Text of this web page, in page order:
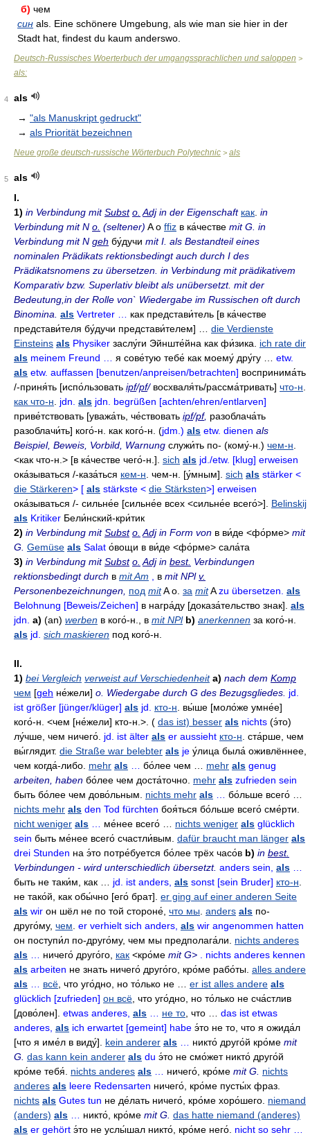
б) чем
син als. Eine schönere Umgebung, als wie man sie hier in der
Stadt hat, findest du kaum anderswo.
Deutsch-Russisches Woerterbuch der umgangssprachlichen und saloppen >
als:
4
als
→ "als Manuskript gedruckt"
→ als Priorität bezeichnen
Neue große deutsch-russische Wörterbuch Polytechnic > als
5
als
I.
1) in Verbindung mitSubst o. Adjin der Eigenschaft как in
Verbindung mit N o. (seltener) A o ffiz в ка́честве mit G. in
Verbindung mit N geh бу́дучи mit I. als Bestandteil eines
nominalen Prädikats rektionsbedingt auch durch I des
Prädikatsnomens zu übersetzen. in Verbindung mit prädikativem
Komparativ bzw. Superlativ bleibt als unübersetzt. mit der
Bedeutung,in der Rolle von` Wiedergabe im Russischen oft durch
Binomina. als Vertreter … как представи́тель [в ка́честве
представи́теля бу́дучи представи́телем] … die Verdienste
Einsteins als Physiker заслу́ги Эйнште́йна как фи́зика
ich rate dir
als meinem Freund … я сове́тую тебе́ как моему́ дру́гу … etw.
als etw. auffassen [benutzen/anpreisen/betrachten] воспринима́ть
/-приня́ть [испо́льзовать ipf/pf/восхваля́ть/рассма́тривать] что-н
как что-н
jdn. als jdn. begrüßen [achten/ehren/entlarven]
приве́тствовать [уважа́ть, че́ствовать ipf/pf, разоблача́ть
разоблачи́ть] кого́-н. как кого́-н. (jdm.) als etw. dienen als
Beispiel, Beweis, Vorbild, Warnung служи́ть по- (кому́-н.) чем-н
<как что-н.> [в ка́честве чего́-н.]. sich als jd./etw. [klug] erweisen
ока́зываться /-каза́ться кем-н . чем-н. [у́мным]. sich als stärker <
die Stärkeren> [ als stärkste < die Stärksten>] erweisen
ока́зываться /- сильне́е [сильне́е всех <сильне́е всего́>]. Belinskij
als Kritiker Бели́нский-кри́тик
2) in Verbindung mitSubst o. Adjin Form von в ви́де <фо́рме> mit
G. Gemüse als Salat о́вощи в ви́де <фо́рме> сала́та
3) in Verbindung mitSubst o. Adjin best. Verbindungen
rektionsbedingt durch в mit Am в mit NPlv.
Personenbezeichnungen, под mitA о. за mitAzu übersetzen. als
Belohnung [Beweis/Zeichen] в награ́ду [доказа́тельство знак]. als
jdn. a) (an) werben в кого́-н в mit NPl b) anerkennen за кого́-н
als jd. sich maskieren под кого́-н
II.
1) bei Vergleich verweist auf Verschiedenheit a) nach dem Komp
чем [geh не́жели] о. Wiedergabe durch G des Bezugsgliedes. jd.
ist größer [jünger/klüger] als jd. кто-н вы́ше [моло́же умне́е]
кого́-н. <чем [не́жели] кто-н.>. ( das ist) besser als nichts (э́то)
лу́чше чем ничего́ jd. ist älter als er aussieht кто-н ста́рше чем
вы́глядит. die Straße war belebter als je у́лица была́ оживлённее
чем когда́-либо mehr als бо́лее чем … mehr als genug
arbeiten, haben бо́лее чем доста́точно mehr als zufrieden sein
быть бо́лее чем дово́льным
nichts mehr als
бо́льше всего́ …
nichts mehr als den Tod fürchten боя́ться бо́льше всего́ сме́рти
nicht weniger als ме́нее всего́ … nichts weniger als glücklich
sein быть ме́нее всего́ счастли́вым dafür braucht man länger als
drei Stunden на э́то потре́буется бо́лее трёх часо́в b) in best.
Verbindungen - wird unterschiedlich übersetzt. anders sein, als
быть не таки́м
как … jd. ist anders, als sonst [sein Bruder] кто-н
не тако́й
как обы́чно [его́ брат]. er ging auf einer anderen Seite
als wir он шёл не по той стороне́ что мы anders als по-
друго́му, чем er verhielt sich anders, als wir angenommen hatten
он поступи́л по-друго́му, чем мы предполага́ли
nichts anderes
als
ничего́ друго́го как <кро́ме mit G>
. nichts anderes kennen
als arbeiten не знать ничего́ друго́го кро́ме рабо́ты alles andere
als
всё что уго́дно но то́лько не … er ist alles andere als
glücklich [zufrieden] он всё что уго́дно но то́лько не сча́стлив
[дово́лен]. etwas anderes, als не то что …
das ist etwas
anderes, als ich erwartet [gemeint] habe э́то не то что я ожида́л
[что я име́л в виду́]. kein anderer als никто́ друго́й кро́ме mit
G. das kann kein anderer als du э́то не смо́жет никто́ друго́й
кро́ме тебя́
nichts anderes als ничего́ кро́ме mit G. nichts
anderes als leere Redensarten ничего́ кро́ме пусты́х фраз
nichts als Gutes tun не де́лать ничего́ кро́ме хоро́шего niemand
(anders) als никто́ кро́ме mit G. das hatte niemand (anderes)
als er gehört э́то не услы́шал никто́ кро́ме него́ nicht so sehr …